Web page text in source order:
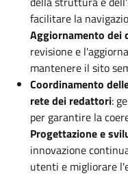
facilitare la
Aggiornamento dei
revisione e
mantenere il sito
Coordinamento
rete dei redattori:
per garantire la
Progettazione e
innovazione
utenti e migliorare